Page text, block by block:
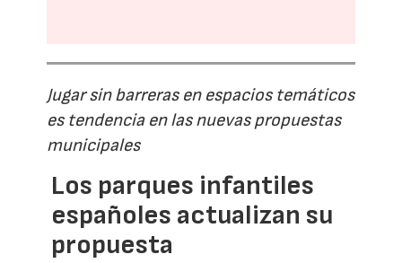
Jugar sin barreras en espacios temáticos
es tendencia en las nuevas propuestas
municipales
Los parques infantiles
españoles actualizan su
propuesta